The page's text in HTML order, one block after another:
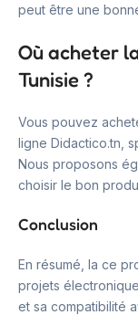
peut être une
Où acheter
Tunisie ?
Vous pouvez
ligne Didactico.tn,
Nous proposons
choisir le bon
Conclusion
En résumé, la ce
projets
et sa compatibilité